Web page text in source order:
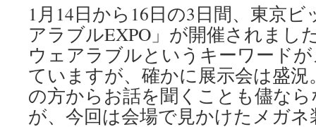
キ
1月14日から16日の3日間、東京
アラブルEXPO」が開催されまし
ウェアラブルというキーワード
ていますが、確かに展示会は盛況
の方からお話を聞くことも儘な
が、今回は会場で見かけたメガ